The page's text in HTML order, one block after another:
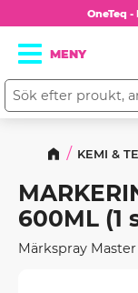
Meny
OneTeq
KEMI &
600ML (1
Märkspray